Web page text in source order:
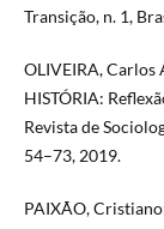
Transição, n. 1,
OLIVEIRA, Carlos
HISTÓRIA:
Revista de
54–73, 2019.
PAIXÃO,